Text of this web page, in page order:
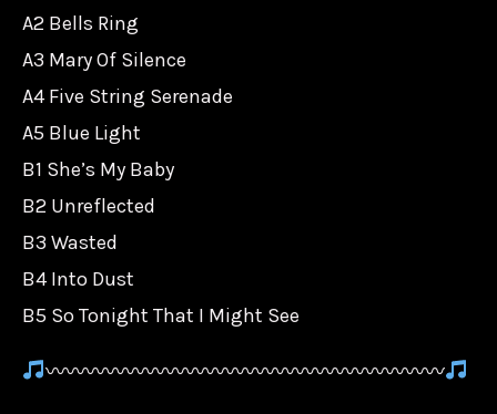
I
A2 Bells Ring
A3 Mary Of Silence
A4 Five String Serenade
A5 Blue Light
B1 She’s My Baby
B2 Unreflected
B3 Wasted
B4 Into Dust
B5 So Tonight That I Might See
〰〰〰〰〰〰〰〰〰〰〰〰〰〰〰〰〰〰〰〰